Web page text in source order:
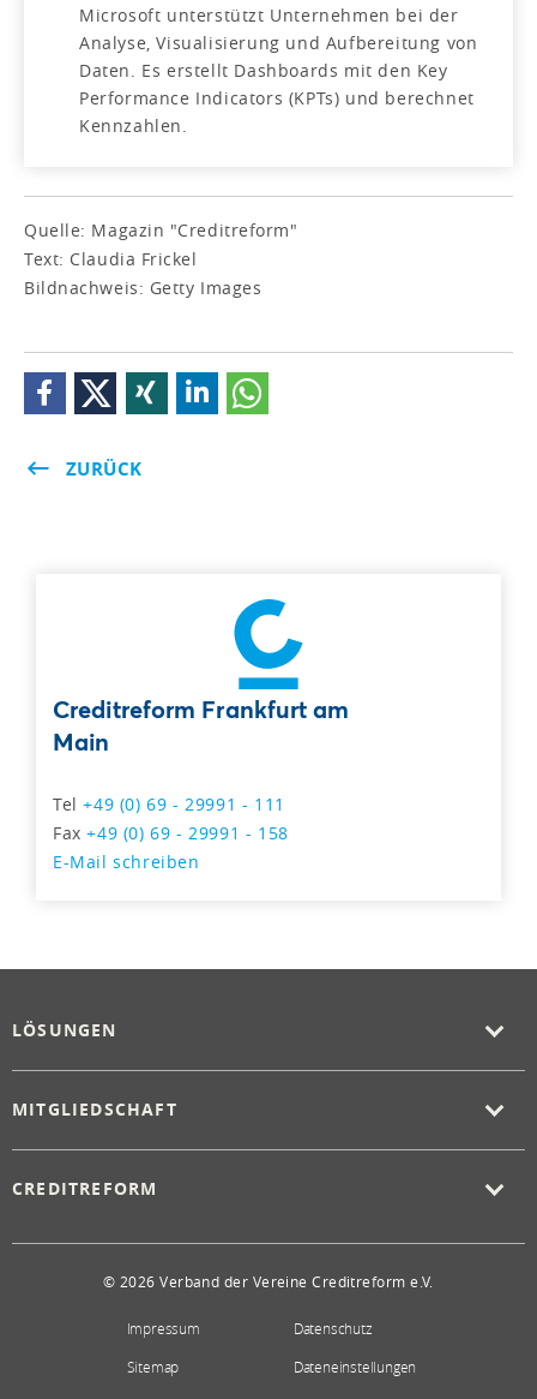
Microsoft unterstützt Unternehmen bei der
Analyse, Visualisierung und Aufbereitung von
Daten. Es erstellt Dashboards mit den Key
Performance Indicators (KPTs) und berechnet
Kennzahlen.
Quelle: Magazin "Creditreform"
Text: Claudia Frickel
Bildnachweis: Getty Images
ZURÜCK
Creditreform Frankfurt am
Main
Tel+49 (0) 69 - 29991 - 111
Fax+49 (0) 69 - 29991 - 158
E-Mail schreiben
LÖSUNGEN
MITGLIEDSCHAFT
CREDITREFORM
© 2026 Verband der Vereine Creditreform e.V.
Impressum
Datenschutz
Sitemap
Dateneinstellungen